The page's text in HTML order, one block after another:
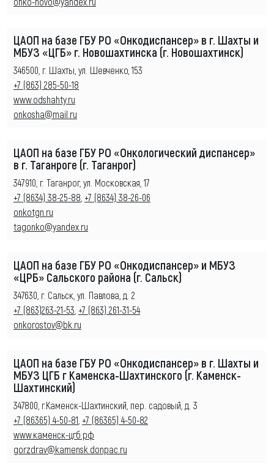
ЦАОП на базе ГБУ РО «Онкодиспансер» в г. Шахты и
МБУЗ «ЦГБ» г. Новошахтинска (г. Новошахтинск)
346500, г. Шахты, ул. Шевченко, 153
+7 (863) 285-50-18
www.odshahty.ru
onkosha@mail.ru
ЦАОП на базе ГБУ РО «Онкологический диспансер»
в г. Таганроге (г. Таганрог)
347910, г. Таганрог, ул. Московская, 17
+7 (8634) 38-25-88 +7 (8634) 38-26-06
onkotgn.ru
tagonko@yandex.ru
ЦАОП на базе ГБУ РО «Онкодиспансер» и МБУЗ
«ЦРБ» Сальского района (г. Сальск)
347630, г. Сальск, ул. Павлова, д. 2
+7 (863)263-21-53 +7 (863) 261-31-54
onkorostov@bk.ru
ЦАОП на базе ГБУ РО «Онкодиспансер» в г. Шахты и
МБУЗ ЦГБ г Каменска-Шахтинского (г. Каменск-
Шахтинский)
347800, г.Каменск-Шахтинский, пер. садовый, д. 3
+7 (86365) 4-50-81 +7 (86365) 4-50-82
www.каменск-цгб.рф
gorzdrav@kamensk.donpac.ru